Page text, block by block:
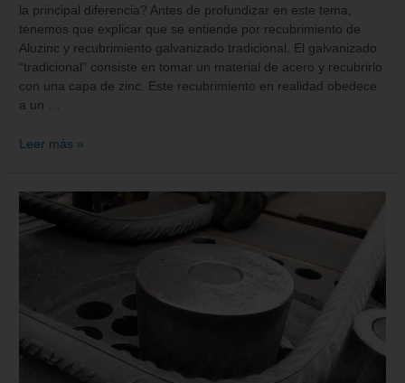
la principal diferencia? Antes de profundizar en este tema,
tenemos que explicar que se entiende por recubrimiento de
Aluzinc y recubrimiento galvanizado tradicional. El galvanizado
“tradicional” consiste en tomar un material de acero y recubrirlo
con una capa de zinc. Este recubrimiento en realidad obedece
a un …
Leer más »